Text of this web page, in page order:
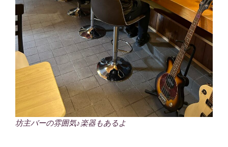
坊主バーの雰囲気♪楽器もあるよ